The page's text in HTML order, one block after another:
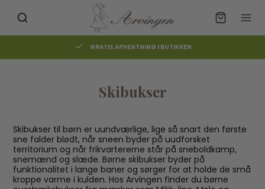
GRATIS AFHENTNING I BUTIKKEN
Skibukser
Skibukser til børn er uundværlige, lige så snart den første
sne falder blødt, når sneen byder på uudforsket
territorium og når frikvartererne står på sneboldkamp,
snemænd og slæde. Børne skibukser byder på
funktionalitet i lange baner og sørger for at holde de små
kroppe varme i kulden. Hos Arvingen finder du børne